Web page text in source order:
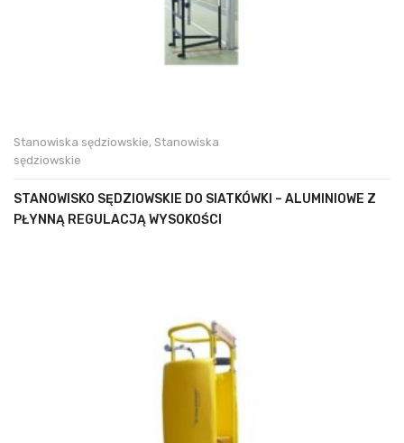
Stanowiska sędziowskie, Stanowiska
sędziowskie
STANOWISKO SĘDZIOWSKIE DO SIATKÓWKI – ALUMINIOWE Z
PŁYNNĄ REGULACJĄ WYSOKOŚCI